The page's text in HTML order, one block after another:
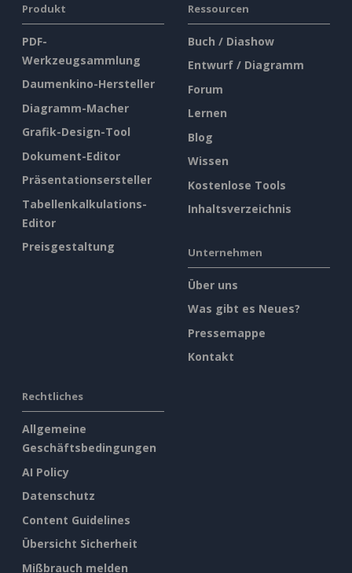
Produkt
PDF-
Werkzeugsammlung
Daumenkino-Hersteller
Diagramm-Macher
Grafik-Design-Tool
Dokument-Editor
Präsentationsersteller
Tabellenkalkulations-
Editor
Preisgestaltung
Ressourcen
Buch / Diashow
Entwurf / Diagramm
Forum
Lernen
Blog
Wissen
Kostenlose Tools
Inhaltsverzeichnis
Unternehmen
Über uns
Was gibt es Neues?
Pressemappe
Kontakt
Rechtliches
Allgemeine
Geschäftsbedingungen
AI Policy
Datenschutz
Content Guidelines
Übersicht Sicherheit
Mißbrauch melden